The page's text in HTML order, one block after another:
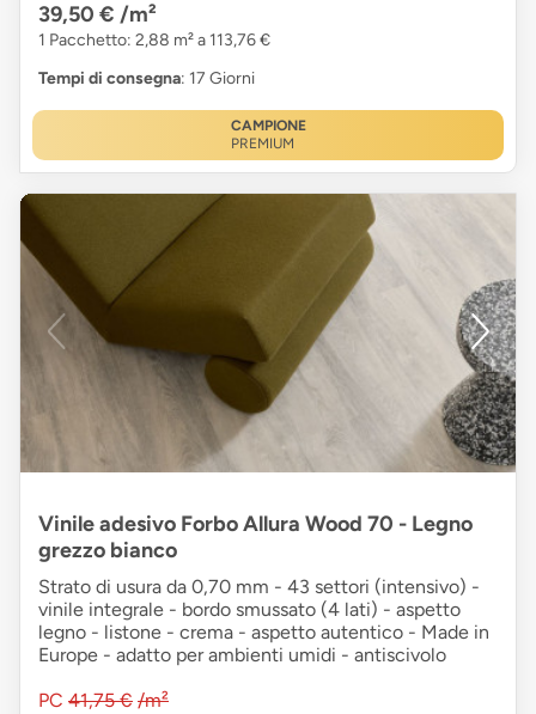
39,50 € /m²
1 Pacchetto: 2,88 m² a 113,76 €
Tempi di consegna: 17 Giorni
CAMPIONE
PREMIUM
Vinile adesivo Forbo Allura Wood 70 - Legno
grezzo bianco
Strato di usura da 0,70 mm - 43 settori (intensivo) -
vinile integrale - bordo smussato (4 lati) - aspetto
legno - listone - crema - aspetto autentico - Made in
Europe - adatto per ambienti umidi - antiscivolo
PC 41,75 € /m²